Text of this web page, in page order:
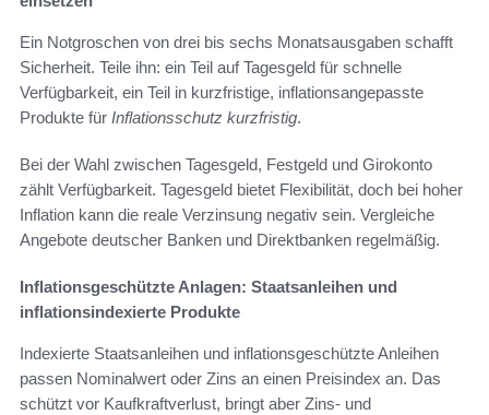
Ein Notgroschen von drei bis sechs Monatsausgaben schafft
Sicherheit. Teile ihn: ein Teil auf Tagesgeld für schnelle
Verfügbarkeit, ein Teil in kurzfristige, inflationsangepasste
Produkte für Inflationsschutz kurzfristig.
Bei der Wahl zwischen Tagesgeld, Festgeld und Girokonto
zählt Verfügbarkeit. Tagesgeld bietet Flexibilität, doch bei hoher
Inflation kann die reale Verzinsung negativ sein. Vergleiche
Angebote deutscher Banken und Direktbanken regelmäßig.
Inflationsgeschützte Anlagen: Staatsanleihen und
inflationsindexierte Produkte
Indexierte Staatsanleihen und inflationsgeschützte Anleihen
passen Nominalwert oder Zins an einen Preisindex an. Das
schützt vor Kaufkraftverlust, bringt aber Zins- und